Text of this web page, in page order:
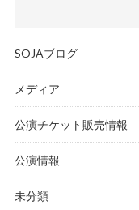
SOJAブログ
メディア
公演チケット販売情報
公演情報
未分類